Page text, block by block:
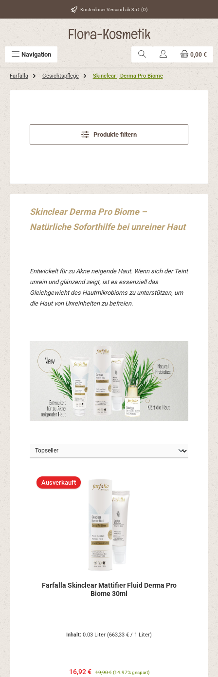
Zum Hauptinhalt springen Kostenloser Versand ab 35€ (D)
Flora-Kosmetik
Navigation 0,00 €
Farfalla Gesichtspflege Skinclear | Derma Pro Biome
Produkte filtern
Skinclear Derma Pro Biome –
Natürliche Soforthilfe bei unreiner Haut
Entwickelt für zu Akne neigende Haut. Wenn sich der Teint
unrein und glänzend zeigt, ist es essenziell das
Gleichgewicht des Hautmikrobioms zu unterstützen, um
die Haut von Unreinheiten zu befreien.
Ausverkauft
Farfalla Skinclear Mattifier Fluid Derma Pro
Biome 30ml
Inhalt: 0.03 Liter (663,33 € / 1 Liter)
16,92 € 19,90 € (14.97% gespart)